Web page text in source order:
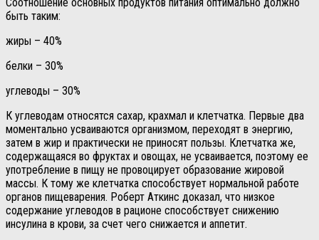
быть таким:
жиры – 40%
белки – 30%
углеводы – 30%
К углеводам относятся сахар, крахмал и клетчатка. Первые два
моментально усваиваются организмом, переходят в энергию,
затем в жир и практически не приносят пользы. Клетчатка же,
содержащаяся во фруктах и овощах, не усваивается, поэтому ее
употребление в пищу не провоцирует образование жировой
массы. К тому же клетчатка способствует нормальной работе
органов пищеварения. Роберт Аткинс доказал, что низкое
содержание углеводов в рационе способствует снижению
инсулина в крови, за счет чего снижается и аппетит.